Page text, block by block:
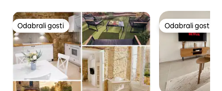
Odabrali gosti
Odabrali gosti Odabrali gosti
Odabrali gosti